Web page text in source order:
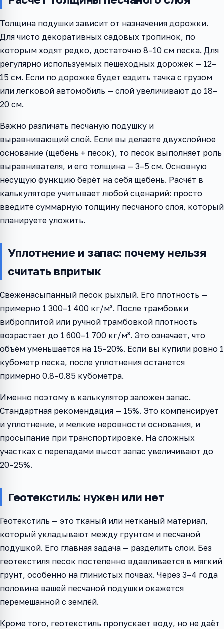
Толщина подушки зависит от назначения дорожки.
Для чисто декоративных садовых тропинок, по
которым ходят редко, достаточно 8–10 см песка. Для
регулярно используемых пешеходных дорожек — 12–
15 см. Если по дорожке будет ездить тачка с грузом
или легковой автомобиль — слой увеличивают до 18–
20 см.
Важно различать песчаную подушку и
выравнивающий слой. Если вы делаете двухслойное
основание (щебень + песок), то песок выполняет роль
выравнивателя, и его толщина — 3–5 см. Основную
несущую функцию берёт на себя щебень. Расчёт в
калькуляторе учитывает любой сценарий: просто
введите суммарную толщину песчаного слоя, который
планируете уложить.
Уплотнение и запас: почему нельзя
считать впритык
Свеженасыпанный песок рыхлый. Его плотность —
примерно 1 300–1 400 кг/м³. После трамбовки
виброплитой или ручной трамбовкой плотность
возрастает до 1 600–1 700 кг/м³. Это означает, что
объём уменьшается на 15–20%. Если вы купили ровно 1
кубометр песка, после уплотнения останется
примерно 0.8–0.85 кубометра.
Именно поэтому в калькулятор заложен запас.
Стандартная рекомендация — 15%. Это компенсирует
и уплотнение, и мелкие неровности основания, и
просыпание при транспортировке. На сложных
участках с перепадами высот запас увеличивают до
20–25%.
Геотекстиль: нужен или нет
Геотекстиль — это тканый или нетканый материал,
который укладывают между грунтом и песчаной
подушкой. Его главная задача — разделить слои. Без
геотекстиля песок постепенно вдавливается в мягкий
грунт, особенно на глинистых почвах. Через 3–4 года
половина вашей песчаной подушки окажется
перемешанной с землёй.
Кроме того, геотекстиль пропускает воду, но не даёт